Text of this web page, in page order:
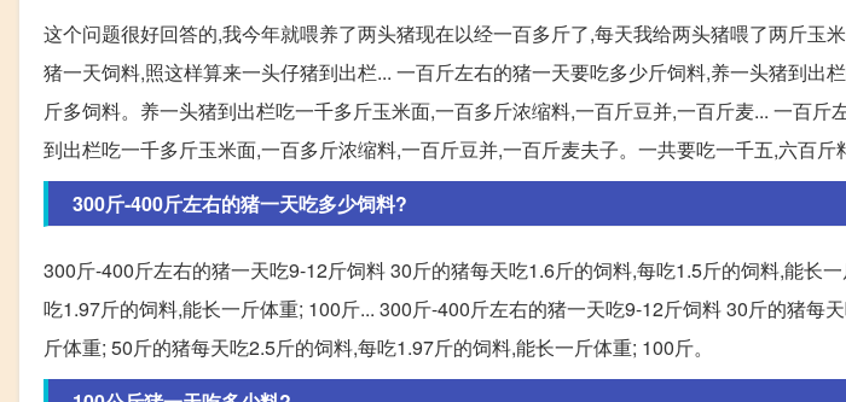
这个问题很好回答的,我今年就喂养了两头猪现在以经一百多斤了,每天我给两头猪喂了两斤玉
猪一天饲料,照这样算来一头仔猪到出栏... 一百斤左右的猪一天要吃多少斤饲料,养一头猪到出
斤多饲料。养一头猪到出栏吃一千多斤玉米面,一百多斤浓缩料,一百斤豆并,一百斤麦... 一百
到出栏吃一千多斤玉米面,一百多斤浓缩料,一百斤豆并,一百斤麦夫子。一共要吃一千五,六百斤
300斤-400斤左右的猪一天吃多少饲料?
300斤-400斤左右的猪一天吃9-12斤饲料 30斤的猪每天吃1.6斤的饲料,每吃1.5斤的饲料,能长
吃1.97斤的饲料,能长一斤体重; 100斤... 300斤-400斤左右的猪一天吃9-12斤饲料 30斤的猪每
斤体重; 50斤的猪每天吃2.5斤的饲料,每吃1.97斤的饲料,能长一斤体重; 100斤。